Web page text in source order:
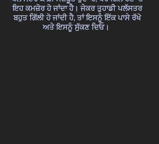
ਇਹ ਕਮਜ਼ੋਰ ਹੋ ਜਾਂਦਾ ਹੈ। ਜੇਕਰ ਤੁਹਾਡੀ ਪਲੱਸਤਰ
ਬਹੁਤ ਗਿੱਲੀ ਹੋ ਜਾਂਦੀ ਹੈ, ਤਾਂ ਇਸਨੂੰ ਇੱਕ ਪਾਸੇ ਰੱਖੋ
ਅਤੇ ਇਸਨੂੰ ਸੁੱਕਣ ਦਿਓ।